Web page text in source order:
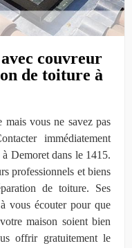
couvreur
de toiture à
mais vous ne savez pas
immédiatement
Demoret dans le 1415.
professionnels et biens
de toiture. Ses
vous écouter pour que
maison soient bien
offrir gratuitement le